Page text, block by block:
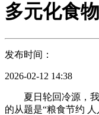
多元化食
发布时间：
2026-02-12 14:38
夏日轮回冷源，我
的从题是“粮食节约